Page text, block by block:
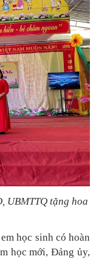
UBMTTQ tặng hoa
học sinh có hoàn
học mới, Đảng ủy,